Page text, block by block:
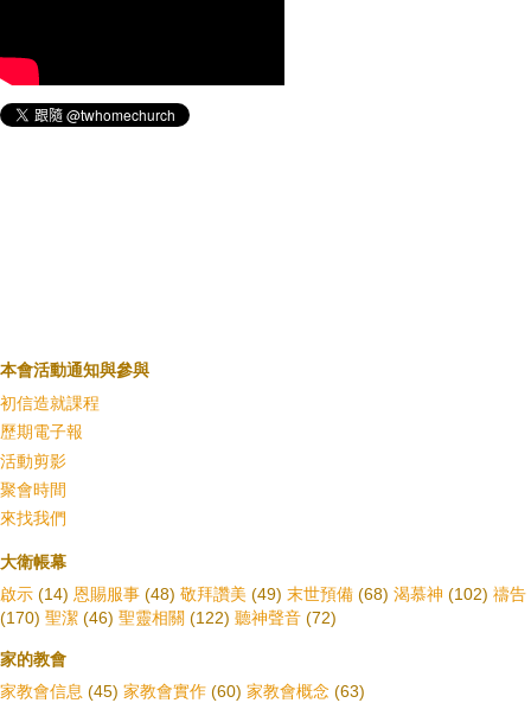
本會活動通知與參與
初信造就課程
歷期電子報
活動剪影
聚會時間
來找我們
大衛帳幕
啟示 (14) 恩賜服事 (48) 敬拜讚美 (49) 末世預備 (68) 渴慕神 (102) 禱告
(170) 聖潔 (46) 聖靈相關 (122) 聽神聲音 (72)
家的教會
家教會信息 (45) 家教會實作 (60) 家教會概念 (63)